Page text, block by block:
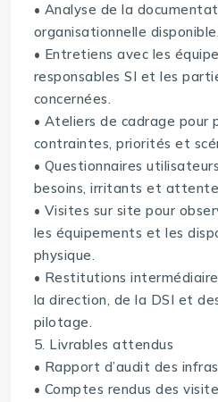
• Analyse de la
organisationnelle disponible.
• Entretiens avec les
responsables SI et les
concernées.
• Ateliers de cadrage pour
contraintes, priorités et
• Questionnaires
besoins, irritants et
• Visites sur site pour
les équipements et les
physique.
• Restitutions
la direction, de la DSI et
pilotage.
5. Livrables attendus
• Rapport d’audit des
• Comptes rendus des